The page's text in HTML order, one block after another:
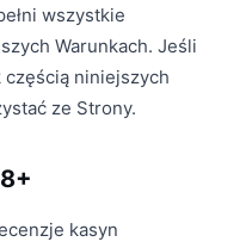
wszystkie
Warunkach. Jeśli
niniejszych
ze Strony.
kasyn